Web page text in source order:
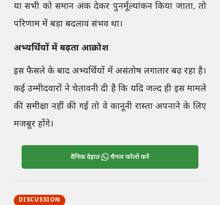
या सभी को समान अंक देकर पुनर्मूल्यांकन किया जाता, तो
परिणाम में बड़ा बदलाव संभव था।
अभ्यर्थियों में बढ़ता आक्रोश
इस फैसले के बाद अभ्यर्थियों में असंतोष लगातार बढ़ रहा है।
कई उम्मीदवारों ने चेतावनी दी है कि यदि जल्द ही इस मामले
की समीक्षा नहीं की गई तो वे कानूनी रास्ता अपनाने के लिए
मजबूर होंगे।
दैनिक देहात चैनल फॉलो करें
DISCUSSION